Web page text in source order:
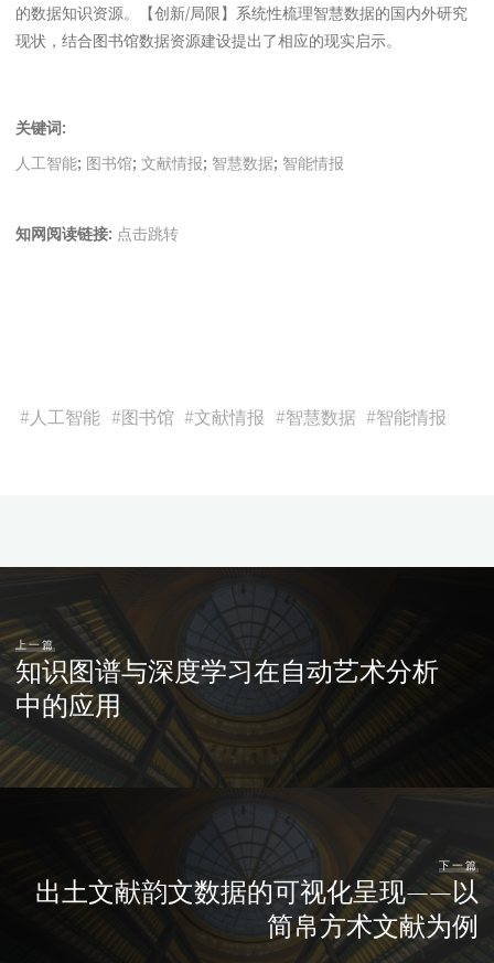
的数据知识资源。【创新/局限】系统性梳理智慧数据的国内外研究
现状，结合图书馆数据资源建设提出了相应的现实启示。
关键词:
人工智能; 图书馆;文献情报; 智慧数据; 智能情报
知网阅读链接: 点击跳转
#人工智能 #图书馆 #文献情报 #智慧数据 #智能情报
上一篇
知识图谱与深度学习在自动艺术分析
中的应用
下一篇
出土文献韵文数据的可视化呈现——以
简帛方术文献为例